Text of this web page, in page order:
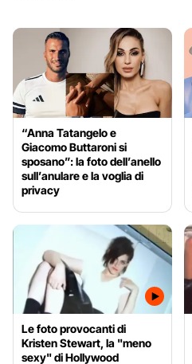
“Anna Tatangelo e
Giacomo Buttaroni si
sposano”: la foto dell’anello
sull’anulare e la voglia di
privacy
Le foto provocanti di
Kristen Stewart, la "meno
sexy" di Hollywood